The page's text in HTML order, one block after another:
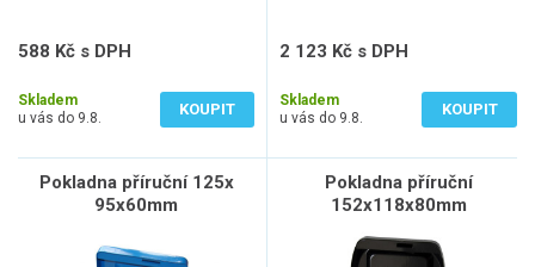
588 Kč s DPH
Skladem
u vás do 9.8.
KOUPIT
2 123 Kč s DPH
Skladem
u vás do 9.8.
KOUPIT
Pokladna příruční 125x
95x60mm
Pokladna příruční
152x118x80mm